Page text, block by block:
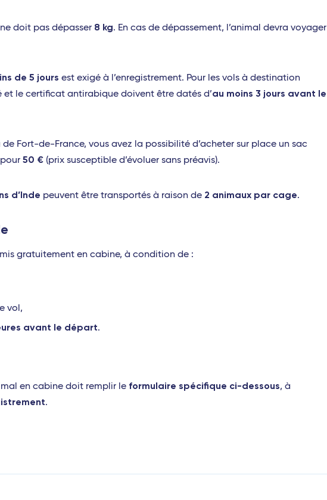
ne doit pas dépasser 8 kg. En cas de dépassement, l’animal devra voyager
de 5 jours est exigé à l’enregistrement. Pour les vols à destination
et le certificat antirabique doivent être datés d’au moins 3 jours avant le
Fort-de-France, vous avez la possibilité d’acheter sur place un sac
pour50 € (prix susceptible d’évoluer sans préavis).
d’Inde peuvent être transportés à raison de 2 animaux par cage.
gratuitement en cabine, à condition de :
vol,
avant le départ.
en cabine doit remplir le formulaire spécifique ci-dessous, à
.